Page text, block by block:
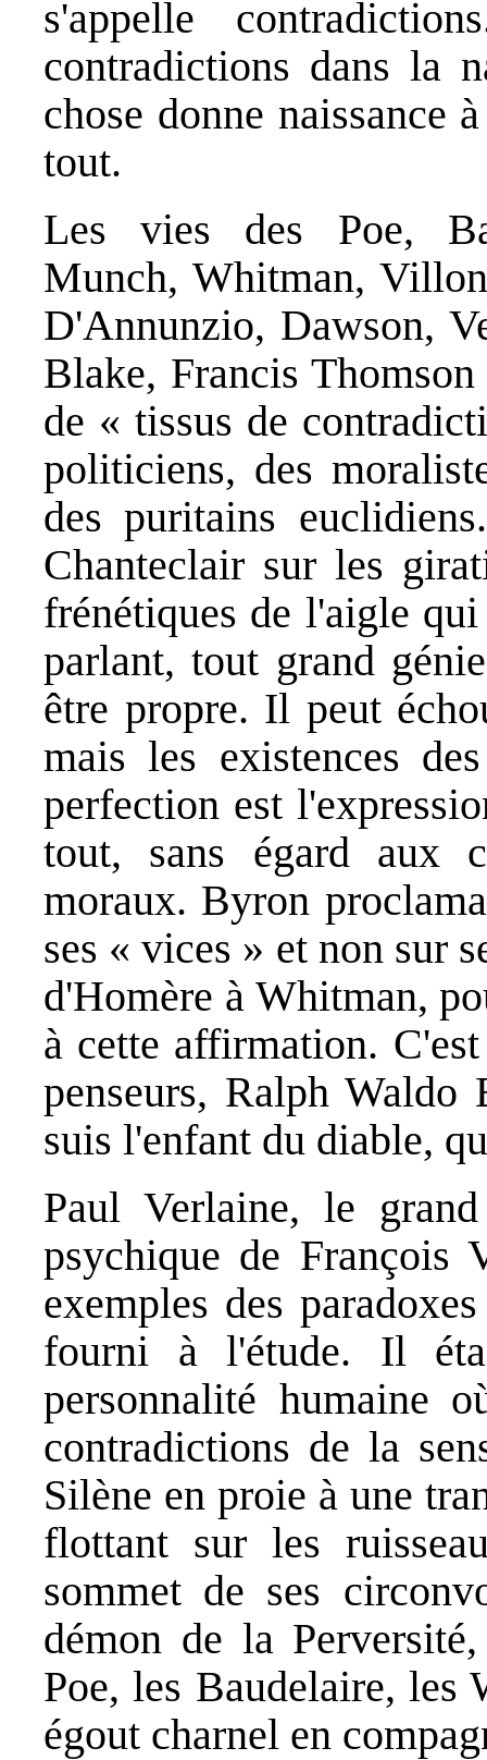
s'appelle
contradictions dans la
chose donne naissance
tout.
Les vies des Poe,
Munch, Whitman,
D'Annunzio, Dawson,
Blake, Francis
de « tissus de
politiciens, des
des puritains
Chanteclair sur les
frénétiques de l'aigle
parlant, tout grand
être propre. Il peut
mais les existences
perfection est
tout, sans égard aux
moraux. Byron
ses « vices » et non sur
d'Homère à Whitman,
à cette affirmation.
penseurs, Ralph
suis l'enfant du diable,
Paul Verlaine, le
psychique de François
exemples des
fourni à l'étude. Il
personnalité humaine
contradictions de la
Silène en proie à une
flottant sur les
sommet de ses
démon de la
Poe, les Baudelaire,
égout charnel en